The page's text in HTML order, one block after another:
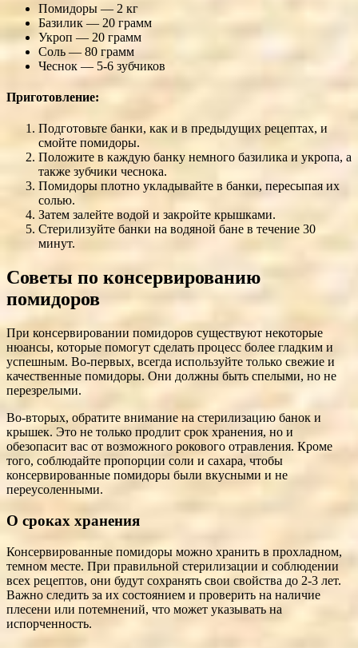
Помидоры — 2 кг
Базилик — 20 грамм
Укроп — 20 грамм
Соль — 80 грамм
Чеснок — 5-6 зубчиков
Приготовление:
Подготовьте банки, как и в предыдущих рецептах, и
смойте помидоры.
Положите в каждую банку немного базилика и укропа, а
также зубчики чеснока.
Помидоры плотно укладывайте в банки, пересыпая их
солью.
Затем залейте водой и закройте крышками.
Стерилизуйте банки на водяной бане в течение 30
минут.
Советы по консервированию
помидоров
При консервировании помидоров существуют некоторые
нюансы, которые помогут сделать процесс более гладким и
успешным. Во-первых, всегда используйте только свежие и
качественные помидоры. Они должны быть спелыми, но не
перезрелыми.
Во-вторых, обратите внимание на стерилизацию банок и
крышек. Это не только продлит срок хранения, но и
обезопасит вас от возможного рокового отравления. Кроме
того, соблюдайте пропорции соли и сахара, чтобы
консервированные помидоры были вкусными и не
переусоленными.
О сроках хранения
Консервированные помидоры можно хранить в прохладном,
темном месте. При правильной стерилизации и соблюдении
всех рецептов, они будут сохранять свои свойства до 2-3 лет.
Важно следить за их состоянием и проверить на наличие
плесени или потемнений, что может указывать на
испорченность.